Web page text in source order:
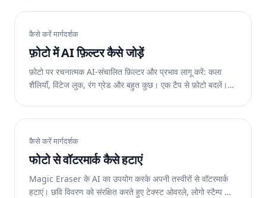
कैसे करें मार्गदर्शक
फ़ोटो में AI फ़िल्टर कैसे जोड़ें
फ़ोटो पर रचनात्मक AI-संचालित फ़िल्टर और प्रभाव लागू करें: कला
शैलियाँ, विंटेज लुक, रंग ग्रेड और बहुत कुछ। एक टैप से फ़ोटो बदलें।
कैसे करें मार्गदर्शक
फोटो से वॉटरमार्क कैसे हटाएं
Magic Eraser के AI का उपयोग करके अपनी तस्वीरों से वॉटरमार्क
हटाएं। छवि विवरण को संरक्षित करते हुए टेक्स्ट ओवरले, लोगो स्टैम्प और